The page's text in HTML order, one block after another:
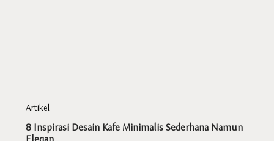
Artikel
8 Inspirasi Desain Kafe Minimalis Sederhana Namun